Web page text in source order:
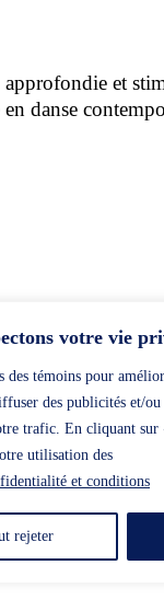
votre vie
des témoins pour
des publicités et/ou
trafic. En cliquant sur
utilisation des
et conditions
rejeter
et
danse